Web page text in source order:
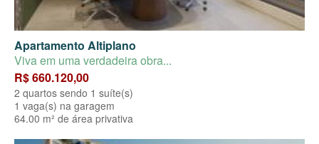
Apartamento Altiplano
Viva em uma verdadeira obra...
R$ 660.120,00
2 quartos sendo 1 suíte(s)
1 vaga(s) na garagem
64.00 m² de área privativa